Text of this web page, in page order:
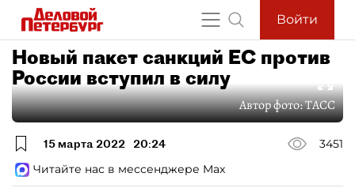
Войти
Новый пакет санкций ЕС против
России вступил в силу
Автор фото:ТАСС
15 марта 2022 20:24
3451
Читайте нас в мессенджере Max